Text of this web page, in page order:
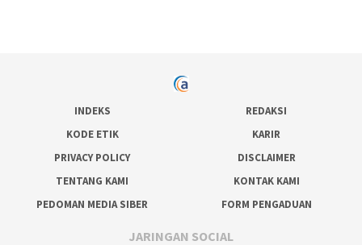
INDEKS
REDAKSI
KODE ETIK
KARIR
PRIVACY POLICY
DISCLAIMER
TENTANG KAMI
KONTAK KAMI
PEDOMAN MEDIA SIBER
FORM PENGADUAN
JARINGAN SOCIAL